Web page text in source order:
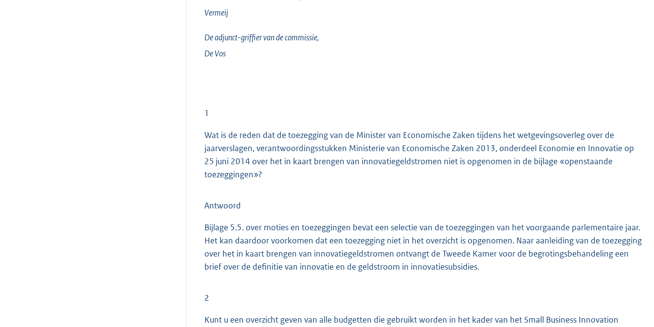
Vermeij
De adjunct-griffier van de commissie,
De Vos
1
Wat is de reden dat de toezegging van de Minister van Economische Zaken tijdens het wetgevingsoverleg over de
jaarverslagen, verantwoordingsstukken Ministerie van Economische Zaken 2013, onderdeel Economie en Innovatie op
25 juni 2014 over het in kaart brengen van innovatiegeldstromen niet is opgenomen in de bijlage «openstaande
toezeggingen»?
Antwoord
Bijlage 5.5. over moties en toezeggingen bevat een selectie van de toezeggingen van het voorgaande parlementaire jaar.
Het kan daardoor voorkomen dat een toezegging niet in het overzicht is opgenomen. Naar aanleiding van de toezegging
over het in kaart brengen van innovatiegeldstromen ontvangt de Tweede Kamer voor de begrotingsbehandeling een
brief over de definitie van innovatie en de geldstroom in innovatiesubsidies.
2
Kunt u een overzicht geven van alle budgetten die gebruikt worden in het kader van het Small Business Innovation